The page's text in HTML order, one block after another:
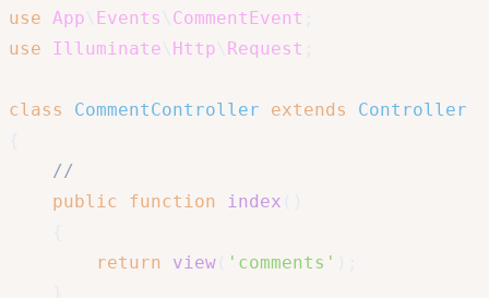
use App Events CommentEvent
use
Illuminate Http Request
class CommentController extends
Controller
//
public
function index
return
view 'comments'